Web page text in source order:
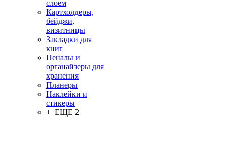
слоем
Картхолдеры,
бейджи,
визитницы
Закладки для
книг
Пеналы и
органайзеры для
хранения
Планеры
Наклейки и
стикеры
+ ЕЩЕ 2